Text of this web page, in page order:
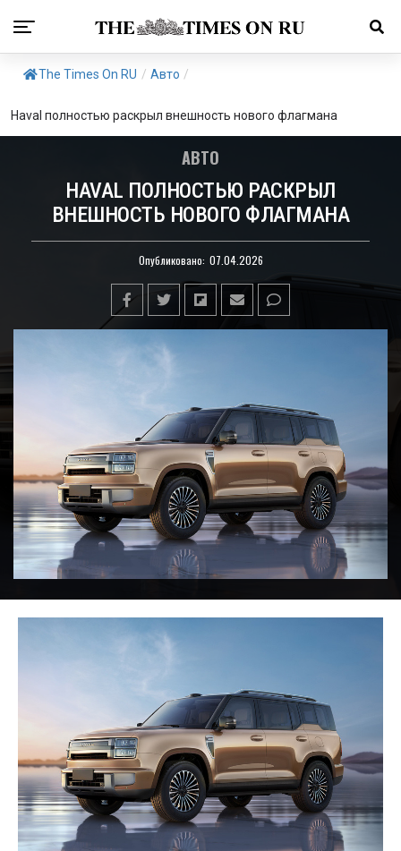
The Times On RU / Авто /
Haval полностью раскрыл внешность нового флагмана
АВТО
HAVAL ПОЛНОСТЬЮ РАСКРЫЛ
ВНЕШНОСТЬ НОВОГО ФЛАГМАНА
Опубликовано: 07.04.2026